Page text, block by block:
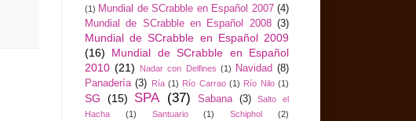
(1) Mundial de SCrabble en Español 2007 (4)
Mundial de SCrabble en Español 2008 (3)
Mundial de SCrabble en Español 2009
(16)
Mundial de SCrabble en Español
2010 (21) Nadar con Delfines (1) Navidad (8)
Panadería (3) Ría (1) Río Carrao (1) Río Nilo (1)
SG (15) SPA (37) Sabana (3)
Salto el
Hacha
(1) Santuario (1) Schiphol (2)